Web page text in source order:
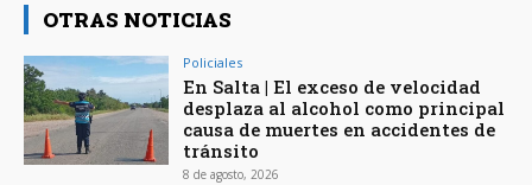
OTRAS NOTICIAS
Policiales
En Salta | El exceso de velocidad
desplaza al alcohol como principal
causa de muertes en accidentes de
tránsito
8 de agosto, 2026